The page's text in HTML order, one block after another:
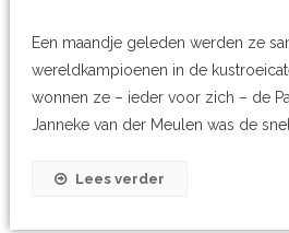
Een maandje geleden werden ze
wereldkampioenen in de
wonnen ze – ieder voor zich – de
Janneke van der Meulen was de
Lees verder